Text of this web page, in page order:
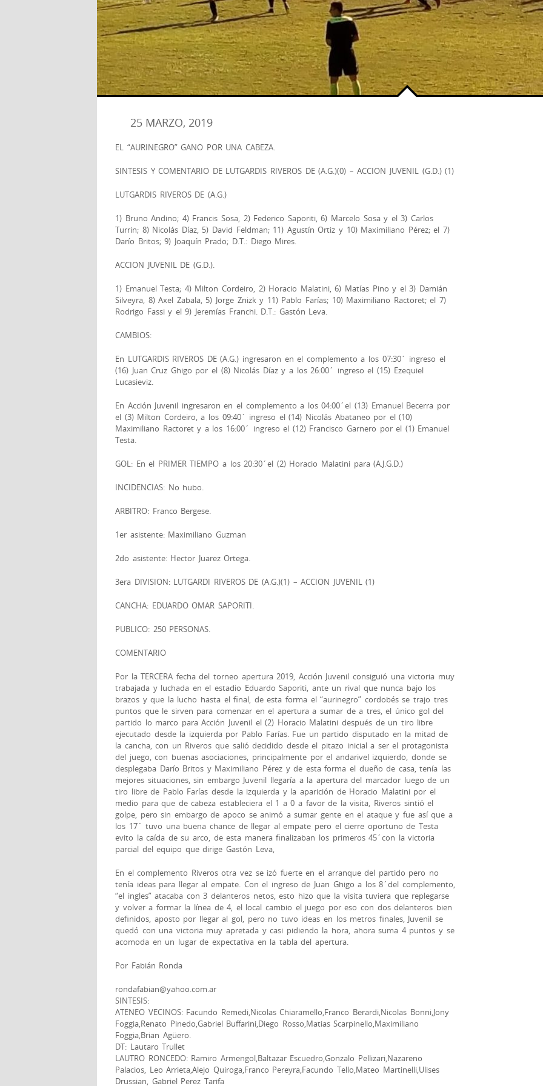
25 MARZO, 2019
EL “AURINEGRO” GANO POR UNA CABEZA.
SINTESIS Y COMENTARIO DE LUTGARDIS RIVEROS DE (A.G.)(0) – ACCION JUVENIL (G.D.) (1)
LUTGARDIS RIVEROS DE (A.G.)
1) Bruno Andino; 4) Francis Sosa, 2) Federico Saporiti, 6) Marcelo Sosa y el 3) Carlos
Turrin; 8) Nicolás Díaz, 5) David Feldman; 11) Agustín Ortiz y 10) Maximiliano Pérez; el 7)
Darío Britos; 9) Joaquín Prado; D.T.: Diego Mires.
ACCION JUVENIL DE (G.D.).
1) Emanuel Testa; 4) Milton Cordeiro, 2) Horacio Malatini, 6) Matías Pino y el 3) Damián
Silveyra, 8) Axel Zabala, 5) Jorge Znizk y 11) Pablo Farías; 10) Maximiliano Ractoret; el 7)
Rodrigo Fassi y el 9) Jeremías Franchi. D.T.: Gastón Leva.
CAMBIOS:
En LUTGARDIS RIVEROS DE (A.G.) ingresaron en el complemento a los 07:30´ ingreso el
(16) Juan Cruz Ghigo por el (8) Nicolás Díaz y a los 26:00´ ingreso el (15) Ezequiel
Lucasieviz.
En Acción Juvenil ingresaron en el complemento a los 04:00´el (13) Emanuel Becerra por
el (3) Milton Cordeiro, a los 09:40´ ingreso el (14) Nicolás Abataneo por el (10)
Maximiliano Ractoret y a los 16:00´ ingreso el (12) Francisco Garnero por el (1) Emanuel
Testa.
GOL: En el PRIMER TIEMPO a los 20:30´el (2) Horacio Malatini para (A.J.G.D.)
INCIDENCIAS: No hubo.
ARBITRO: Franco Bergese.
1er asistente: Maximiliano Guzman
2do asistente: Hector Juarez Ortega.
3era DIVISION: LUTGARDI RIVEROS DE (A.G.)(1) – ACCION JUVENIL (1)
CANCHA: EDUARDO OMAR SAPORITI.
PUBLICO: 250 PERSONAS.
COMENTARIO
Por la TERCERA fecha del torneo apertura 2019, Acción Juvenil consiguió una victoria muy
trabajada y luchada en el estadio Eduardo Saporiti, ante un rival que nunca bajo los
brazos y que la lucho hasta el final, de esta forma el “aurinegro” cordobés se trajo tres
puntos que le sirven para comenzar en el apertura a sumar de a tres, el único gol del
partido lo marco para Acción Juvenil el (2) Horacio Malatini después de un tiro libre
ejecutado desde la izquierda por Pablo Farías. Fue un partido disputado en la mitad de
la cancha, con un Riveros que salió decidido desde el pitazo inicial a ser el protagonista
del juego, con buenas asociaciones, principalmente por el andarivel izquierdo, donde se
desplegaba Darío Britos y Maximiliano Pérez y de esta forma el dueño de casa, tenía las
mejores situaciones, sin embargo Juvenil llegaría a la apertura del marcador luego de un
tiro libre de Pablo Farías desde la izquierda y la aparición de Horacio Malatini por el
medio para que de cabeza estableciera el 1 a 0 a favor de la visita, Riveros sintió el
golpe, pero sin embargo de apoco se animó a sumar gente en el ataque y fue así que a
los 17´ tuvo una buena chance de llegar al empate pero el cierre oportuno de Testa
evito la caída de su arco, de esta manera finalizaban los primeros 45´con la victoria
parcial del equipo que dirige Gastón Leva,
En el complemento Riveros otra vez se izó fuerte en el arranque del partido pero no
tenía ideas para llegar al empate. Con el ingreso de Juan Ghigo a los 8´del complemento,
“el ingles” atacaba con 3 delanteros netos, esto hizo que la visita tuviera que replegarse
y volver a formar la línea de 4, el local cambio el juego por eso con dos delanteros bien
definidos, aposto por llegar al gol, pero no tuvo ideas en los metros finales, Juvenil se
quedó con una victoria muy apretada y casi pidiendo la hora, ahora suma 4 puntos y se
acomoda en un lugar de expectativa en la tabla del apertura.
Por Fabián Ronda
rondafabian@yahoo.com.ar
SINTESIS:
ATENEO VECINOS: Facundo Remedi,Nicolas Chiaramello,Franco Berardi,Nicolas Bonni,Jony
Foggia,Renato Pinedo,Gabriel Buffarini,Diego Rosso,Matias Scarpinello,Maximiliano
Foggia,Brian Agüero.
DT: Lautaro Trullet
LAUTRO RONCEDO: Ramiro Armengol,Baltazar Escuedro,Gonzalo Pellizari,Nazareno
Palacios, Leo Arrieta,Alejo Quiroga,Franco Pereyra,Facundo Tello,Mateo Martinelli,Ulises
Drussian, Gabriel Perez Tarifa